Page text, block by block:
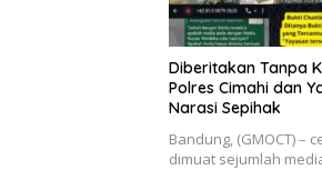
Diberitakan Tanpa
Polres Cimahi dan
Narasi Sepihak
Bandung, (GMOCT) –
dimuat sejumlah